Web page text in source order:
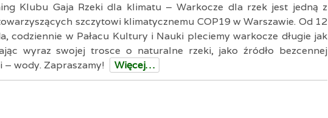
Klubu Gaja Rzeki dla klimatu – Warkocze dla rzek jest jedną z
szczytowi klimatycznemu COP19 w Warszawie. Od 12
codziennie w Pałacu Kultury i Nauki pleciemy warkocze długie jak
wyraz swojej trosce o naturalne rzeki, jako źródło bezcennej
– wody. Zapraszamy!
Więcej…